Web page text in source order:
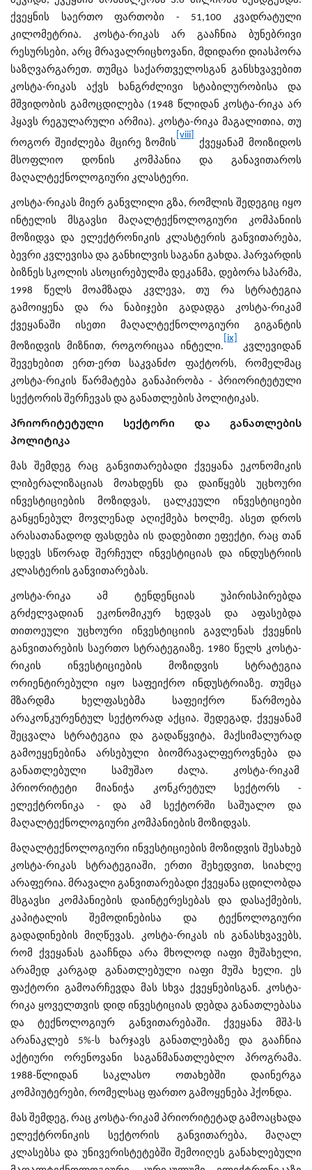
ქვეყნის საერთო ფართობი - 51,100 კვადრატული
კილომეტრია. კოსტა-რიკას არ გააჩნია ბუნებრივი
რესურსები, არც მრავალრიცხოვანი, მდიდარი დიასპორა
საზღვარგარეთ. თუმცა საქართველოსგან განსხვავებით
კოსტა-რიკას აქვს ხანგრძლივი სტაბილურობისა და
მშვიდობის გამოცდილება (1948 წლიდან კოსტა-რიკა არ
ჰყავს რეგულარული არმია). კოსტა-რიკა მაგალითია, თუ
როგორ შეიძლება მცირე ზომის
[viii]
ქვეყანამ მოიზიდოს
მსოფლიო დონის კომპანია და განავითაროს
მაღალტექნოლოგიური კლასტერი.
კოსტა-რიკას მიერ განვლილი გზა, რომლის შედეგიც იყო
ინტელის მსგავსი მაღალტექნოლოგიური კომპანიის
მოზიდვა და ელექტრონიკის კლასტერის განვითარება,
ბევრი კვლევისა და განხილვის საგანი გახდა. ჰარვარდის
ბიზნეს სკოლის ასოცირებულმა დეკანმა, დებორა სპარმა,
1998 წელს მოამზადა კვლევა, თუ რა სტრატეგია
გამოიყენა და რა ნაბიჯები გადადგა კოსტა-რიკამ
ქვეყანაში ისეთი მაღალტექნოლოგიური გიგანტის
მოზიდვის მიზნით, როგორიცაა ინტელი.
[ix]
კვლევიდან
შევეხებით ერთ-ერთ საკვანძო ფაქტორს, რომელმაც
კოსტა-რიკის წარმატება განაპირობა - პრიორიტეტული
სექტორის შერჩევას და განათლების პოლიტიკას.
პრიორიტეტული სექტორი და განათლების
პოლიტიკა
მას შემდეგ რაც განვითარებადი ქვეყანა ეკონომიკის
ლიბერალიზაციას მოახდენს და დაიწყებს უცხოური
ინვესტიციების მოზიდვას, ცალკეული ინვესტიციები
განყენებულ მოვლენად აღიქმება ხოლმე. ასეთ დროს
არასათანადოდ ფასდება ის დადებითი ეფექტი, რაც თან
სდევს სწორად შერჩეულ ინვესტიციას და ინდუსტრიის
კლასტერის განვითარებას.
კოსტა-რიკა ამ ტენდენციას უპირისპირებდა
გრძელვადიან ეკონომიკურ ხედვას და აფასებდა
თითოეული უცხოური ინვესტიციის გავლენას ქვეყნის
განვითარების საერთო სტრატეგიაზე. 1980 წელს კოსტა-
რიკის ინვესტიციების მოზიდვის სტრატეგია
ორიენტირებული იყო საფეიქრო ინდუსტრიაზე. თუმცა
მზარდმა ხელფასებმა საფეიქრო წარმოება
არაკონკურენტულ სექტორად აქცია. შედეგად, ქვეყანამ
შეცვალა სტრატეგია და გადაწყვიტა, მაქსიმალურად
გამოეყენებინა არსებული ბიომრავალფეროვნება და
განათლებული სამუშაო ძალა. კოსტა-რიკამ
პრიორიტეტი მიანიჭა კონკრეტულ სექტორს -
ელექტრონიკა - და ამ სექტორში საშუალო და
მაღალტექნოლოგიური კომპანიების მოზიდვას.
მაღალტექნოლოგიური ინვესტიციების მოზიდვის შესახებ
კოსტა-რიკას სტრატეგიაში, ერთი შეხედვით, სიახლე
არაფერია. მრავალი განვითარებადი ქვეყანა ცდილობდა
მსგავსი კომპანიების დაინტერესებას და დასაქმების,
კაპიტალის შემოდინებისა და ტექნოლოგიური
გადადინების მიღწევას. კოსტა-რიკას ის განასხვავებს,
რომ ქვეყანას გააჩნდა არა მხოლოდ იაფი მუშახელი,
არამედ კარგად განათლებული იაფი მუშა ხელი. ეს
ფაქტორი გამოარჩევდა მას სხვა ქვეყნებისგან. კოსტა-
რიკა ყოველთვის დიდ ინვესტიციას დებდა განათლებასა
და ტექნოლოგიურ განვითარებაში. ქვეყანა მშპ-ს
არანაკლებ 5%-ს ხარჯავს განათლებაზე და გააჩნია
აქტიური ორენოვანი საგანმანათლებლო პროგრამა.
1988-წლიდან საკლასო ოთახებში დაინერგა
კომპიუტერები, რომელსაც ფართო გამოყენება ჰქონდა.
მას შემდეგ, რაც კოსტა-რიკამ პრიორიტეტად გამოაცხადა
ელექტრონიკის სექტორის განვითარება, მაღალ
კლასებსა და უნივერისტეტებში შემოიღეს განახლებული